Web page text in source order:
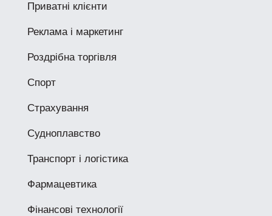
Приватні клієнти
Реклама і маркетинг
Роздрібна торгівля
Спорт
Страхування
Судноплавство
Транспорт і логістика
Фармацевтика
Фінансові технології